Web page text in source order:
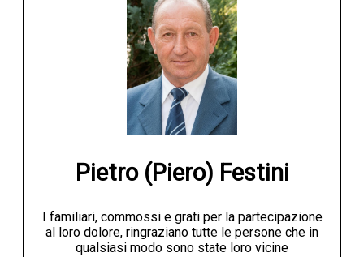
Pietro (Piero) Festini
I familiari, commossi e grati per la partecipazione
al loro dolore, ringraziano tutte le persone che in
qualsiasi modo sono state loro vicine